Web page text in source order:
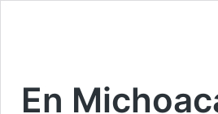
En